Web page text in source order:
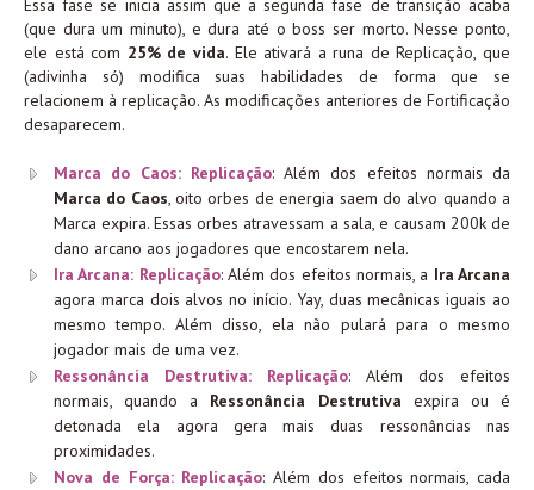
Essa fase se inicia assim que a segunda fase de transição acaba
(que dura um minuto), e dura até o boss ser morto. Nesse ponto,
ele está com 25% de vida. Ele ativará a runa de Replicação, que
(adivinha só) modifica suas habilidades de forma que se
relacionem à replicação. As modificações anteriores de Fortificação
desaparecem.
Marca do Caos: Replicação: Além dos efeitos normais da
Marca do Caos, oito orbes de energia saem do alvo quando a
Marca expira. Essas orbes atravessam a sala, e causam 200k de
dano arcano aos jogadores que encostarem nela.
Ira Arcana: Replicação: Além dos efeitos normais, a Ira Arcana
agora marca dois alvos no início. Yay, duas mecânicas iguais ao
mesmo tempo. Além disso, ela não pulará para o mesmo
jogador mais de uma vez.
Ressonância Destrutiva: Replicação: Além dos efeitos
normais, quando a Ressonância Destrutiva expira ou é
detonada ela agora gera mais duas ressonâncias nas
proximidades.
Nova de Força: Replicação: Além dos efeitos normais, cada